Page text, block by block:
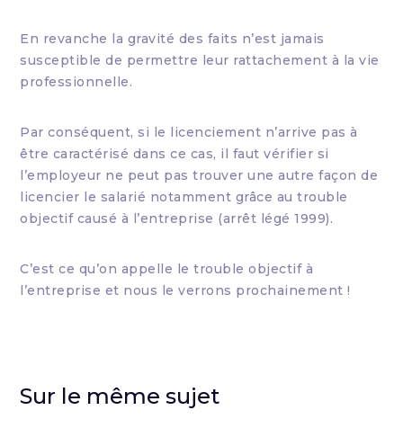
En revanche la gravité des faits n’est jamais
susceptible de permettre leur rattachement à la vie
professionnelle.
Par conséquent, si le licenciement n’arrive pas à
être caractérisé dans ce cas, il faut vérifier si
l’employeur ne peut pas trouver une autre façon de
licencier le salarié notamment grâce au trouble
objectif causé à l’entreprise (arrêt légé 1999).
C’est ce qu’on appelle le trouble objectif à
l’entreprise et nous le verrons prochainement !
Sur le même sujet